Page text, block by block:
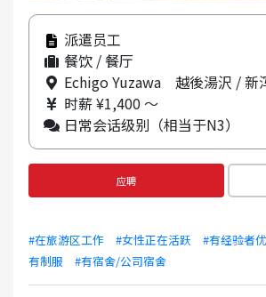
派遣员工
餐饮 / 餐厅
Echigo Yuzawa 越後湯沢 / 新
时薪 ¥1,400 ～
日常会话级别（相当于N3）
应聘
#在旅游区工作 #女性正在活跃 #有经验者
有制服
#有宿舍/公司宿舍